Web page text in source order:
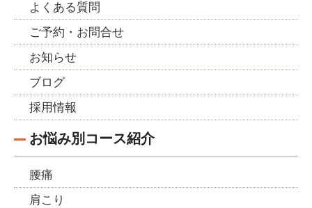
よくある質問
ご予約・お問合せ
お知らせ
ブログ
採用情報
お悩み別コース紹介
腰痛
肩こり